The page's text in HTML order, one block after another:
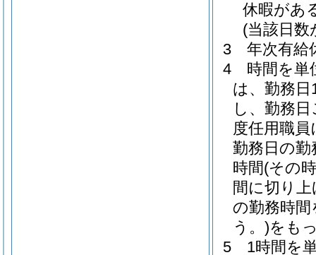
休暇があ
(当該日
3
年次有給
4
時間を単
は、勤務
し、勤務
度任用職
勤務日の
時間(その
間に切り
の勤務時
う。)をも
5
1時間を